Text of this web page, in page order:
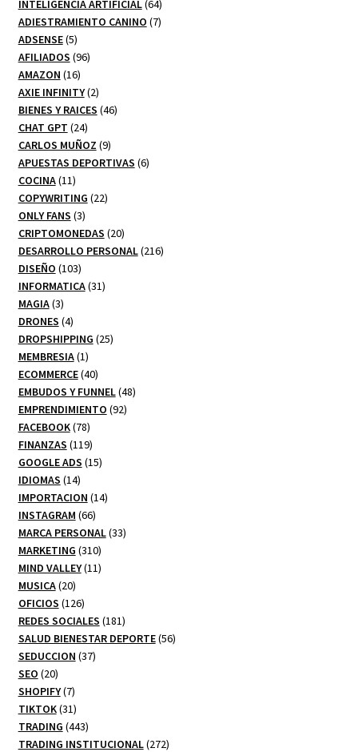
productos
INTELIGENCIA ARTIFICIAL 6464
productos
ADIESTRAMIENTO CANINO 77
ADSENSE 55
productos
AFILIADOS 9696
AMAZON 1616
productos
AXIE INFINITY 22
productos
BIENES Y RAICES 4646
CHAT GPT 2424
productos
CARLOS MUÑOZ 99
productos
APUESTAS DEPORTIVAS 66
COCINA 1111
productos
COPYWRITING 2222
ONLY FANS 33
productos
CRIPTOMONEDAS 2020
productos
DESARROLLO PERSONAL 216216
DISEÑO 103103
productos
INFORMATICA 3131
MAGIA 33
productos
DRONES 44
productos
DROPSHIPPING 2525
MEMBRESIA 11
producto
ECOMMERCE 4040
productos
EMBUDOS Y FUNNEL 4848
EMPRENDIMIENTO 9292
FACEBOOK 7878
productos
FINANZAS 119119
productos
GOOGLE ADS 1515
IDIOMAS 1414
productos
IMPORTACION 1414
INSTAGRAM 6666
productos
MARCA PERSONAL 3333
MARKETING 310310
productos
MIND VALLEY 1111
MUSICA 2020
productos
OFICIOS 126126
productos
REDES SOCIALES 181181
productos
SALUD BIENESTAR DEPORTE 5656
SEDUCCION 3737
SEO 2020
productos
SHOPIFY 77
productos
TIKTOK 3131
productos
TRADING 443443
productos
TRADING INSTITUCIONAL 272272